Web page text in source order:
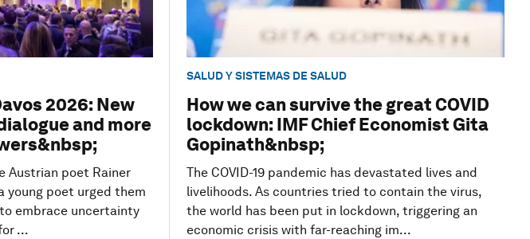
2026: New
and more
Austrian poet Rainer
young poet urged them
embrace uncertainty
...
SALUD Y SISTEMAS DE SALUD
How we can survive the great COVID
lockdown: IMF Chief Economist Gita
Gopinath&nbsp;
The COVID-19 pandemic has devastated lives and
livelihoods. As countries tried to contain the virus,
the world has been put in lockdown, triggering an
economic crisis with far-reaching im...